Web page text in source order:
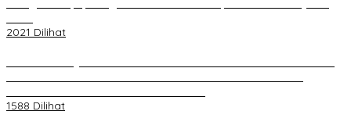
2021 Dilihat
1588 Dilihat